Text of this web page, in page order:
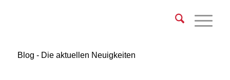
Blog - Die aktuellen Neuigkeiten